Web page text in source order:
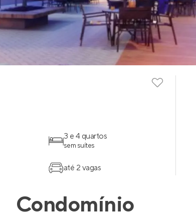
3 e 4 quartos
sem suítes
até 2 vagas
Condomínio